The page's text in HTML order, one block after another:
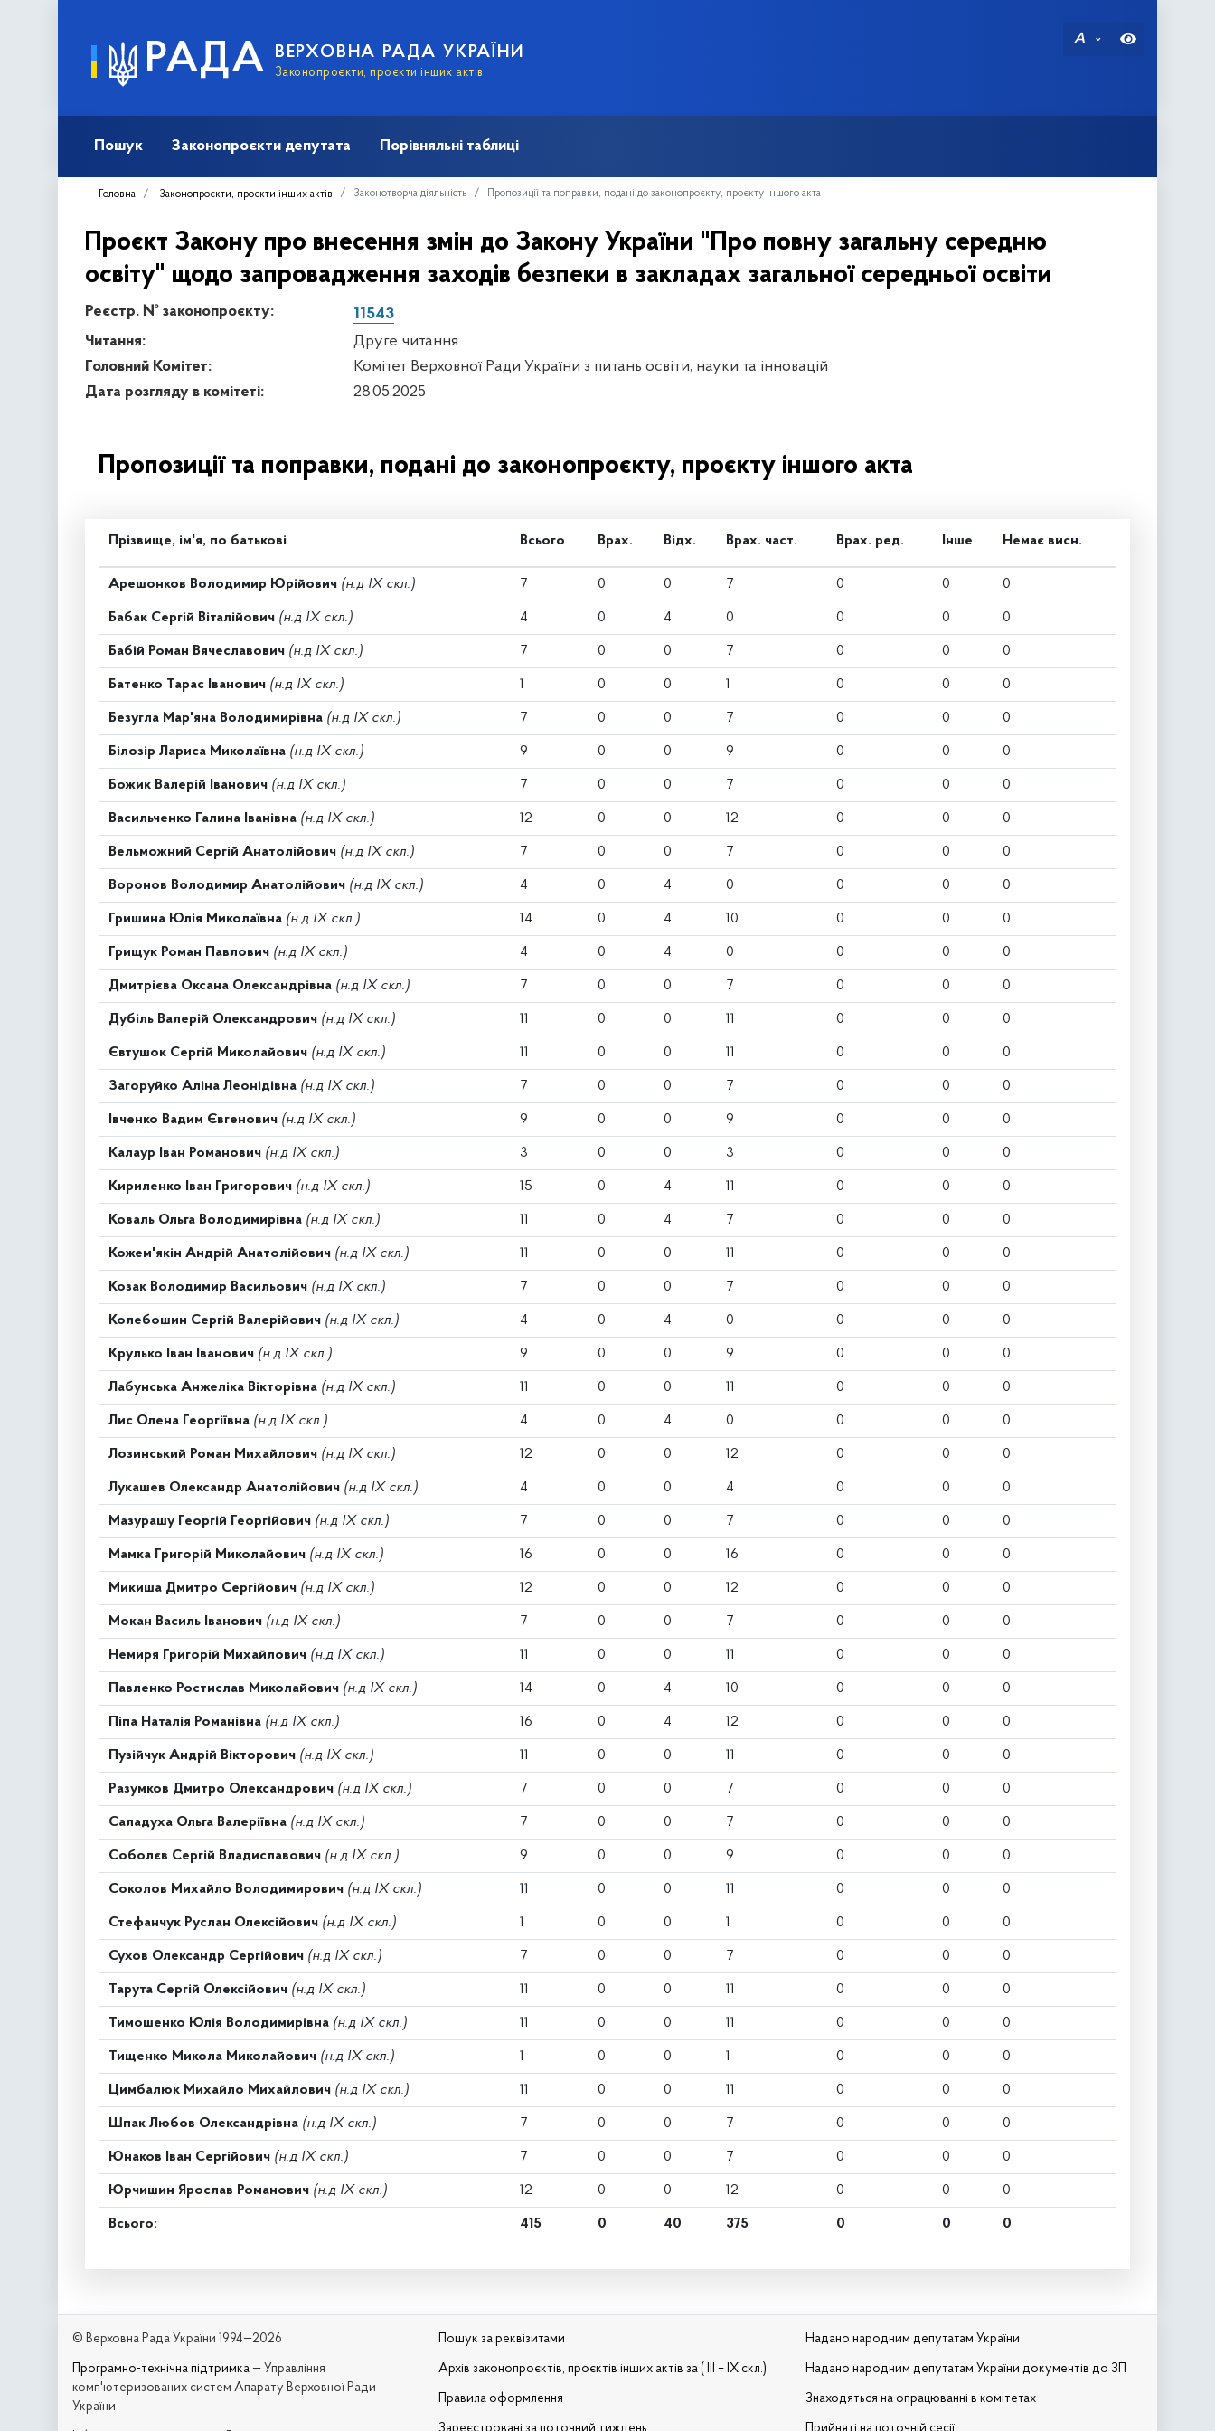
РАДА ВЕРХОВНА РАДА УКРАЇНИ
Законопроєкти, проєкти інших актів
A
Пошук Законопроєкти депутата Порівняльні таблиці
Головна Законопроєкти, проєкти інших актів Законотворча діяльність Пропозиції та поправки, подані до законопроєкту, проєкту іншого акта
Проєкт Закону про внесення змін до Закону України "Про повну загальну середню
освіту" щодо запровадження заходів безпеки в закладах загальної середньої освіти
Реєстр. № законопроєкту:
11543
Читання:
Друге читання
Головний Комітет:
Комітет Верховної Ради України з питань освіти, науки та інновацій
Дата розгляду в комітеті:
28.05.2025
Пропозиції та поправки, подані до законопроєкту, проєкту іншого акта
Прізвище, ім'я, по батькові Всього Врах. Відх. Врах. част. Врах. ред. Інше Немає висн.
Арешонков Володимир Юрійович (н.д IX скл.) 7 0 0 7 0 0 0
Бабак Сергій Віталійович (н.д IX скл.) 4 0 4 0 0 0 0
Бабій Роман Вячеславович (н.д IX скл.) 7 0 0 7 0 0 0
Батенко Тарас Іванович (н.д IX скл.) 1 0 0 1 0 0 0
Безугла Мар'яна Володимирівна (н.д IX скл.) 7 0 0 7 0 0 0
Білозір Лариса Миколаївна (н.д IX скл.) 9 0 0 9 0 0 0
Божик Валерій Іванович (н.д IX скл.) 7 0 0 7 0 0 0
Васильченко Галина Іванівна (н.д IX скл.) 12 0 0 12 0 0 0
Вельможний Сергій Анатолійович (н.д IX скл.) 7 0 0 7 0 0 0
Воронов Володимир Анатолійович (н.д IX скл.) 4 0 4 0 0 0 0
Гришина Юлія Миколаївна (н.д IX скл.) 14 0 4 10 0 0 0
Грищук Роман Павлович (н.д IX скл.) 4 0 4 0 0 0 0
Дмитрієва Оксана Олександрівна (н.д IX скл.) 7 0 0 7 0 0 0
Дубіль Валерій Олександрович (н.д IX скл.) 11 0 0 11 0 0 0
Євтушок Сергій Миколайович (н.д IX скл.) 11 0 0 11 0 0 0
Загоруйко Аліна Леонідівна (н.д IX скл.) 7 0 0 7 0 0 0
Івченко Вадим Євгенович (н.д IX скл.) 9 0 0 9 0 0 0
Калаур Іван Романович (н.д IX скл.) 3 0 0 3 0 0 0
Кириленко Іван Григорович (н.д IX скл.) 15 0 4 11 0 0 0
Коваль Ольга Володимирівна (н.д IX скл.) 11 0 4 7 0 0 0
Кожем'якін Андрій Анатолійович (н.д IX скл.) 11 0 0 11 0 0 0
Козак Володимир Васильович (н.д IX скл.) 7 0 0 7 0 0 0
Колебошин Сергій Валерійович (н.д IX скл.) 4 0 4 0 0 0 0
Крулько Іван Іванович (н.д IX скл.) 9 0 0 9 0 0 0
Лабунська Анжеліка Вікторівна (н.д IX скл.) 11 0 0 11 0 0 0
Лис Олена Георгіївна (н.д IX скл.) 4 0 4 0 0 0 0
Лозинський Роман Михайлович (н.д IX скл.) 12 0 0 12 0 0 0
Лукашев Олександр Анатолійович (н.д IX скл.) 4 0 0 4 0 0 0
Мазурашу Георгій Георгійович (н.д IX скл.) 7 0 0 7 0 0 0
Мамка Григорій Миколайович (н.д IX скл.) 16 0 0 16 0 0 0
Микиша Дмитро Сергійович (н.д IX скл.) 12 0 0 12 0 0 0
Мокан Василь Іванович (н.д IX скл.) 7 0 0 7 0 0 0
Немиря Григорій Михайлович (н.д IX скл.) 11 0 0 11 0 0 0
Павленко Ростислав Миколайович (н.д IX скл.) 14 0 4 10 0 0 0
Піпа Наталія Романівна (н.д IX скл.) 16 0 4 12 0 0 0
Пузійчук Андрій Вікторович (н.д IX скл.) 11 0 0 11 0 0 0
Разумков Дмитро Олександрович (н.д IX скл.) 7 0 0 7 0 0 0
Саладуха Ольга Валеріївна (н.д IX скл.) 7 0 0 7 0 0 0
Соболєв Сергій Владиславович (н.д IX скл.) 9 0 0 9 0 0 0
Соколов Михайло Володимирович (н.д IX скл.) 11 0 0 11 0 0 0
Стефанчук Руслан Олексійович (н.д IX скл.) 1 0 0 1 0 0 0
Сухов Олександр Сергійович (н.д IX скл.) 7 0 0 7 0 0 0
Тарута Сергій Олексійович (н.д IX скл.) 11 0 0 11 0 0 0
Тимошенко Юлія Володимирівна (н.д IX скл.) 11 0 0 11 0 0 0
Тищенко Микола Миколайович (н.д IX скл.) 1 0 0 1 0 0 0
Цимбалюк Михайло Михайлович (н.д IX скл.) 11 0 0 11 0 0 0
Шпак Любов Олександрівна (н.д IX скл.) 7 0 0 7 0 0 0
Юнаков Іван Сергійович (н.д IX скл.) 7 0 0 7 0 0 0
Юрчишин Ярослав Романович (н.д IX скл.) 12 0 0 12 0 0 0
Всього: 415 0 40 375 0 0 0
© Верховна Рада України 1994—2026
Програмно-технічна підтримка — Управління
комп'ютеризованих систем Апарату Верховної Ради
України
Пошук за реквізитами
Архів законопроєктів, проєктів інших актів за ( III – IX скл.)
Правила оформлення
Надано народним депутатам України
Надано народним депутатам України документів до ЗП
Знаходяться на опрацюванні в комітетах